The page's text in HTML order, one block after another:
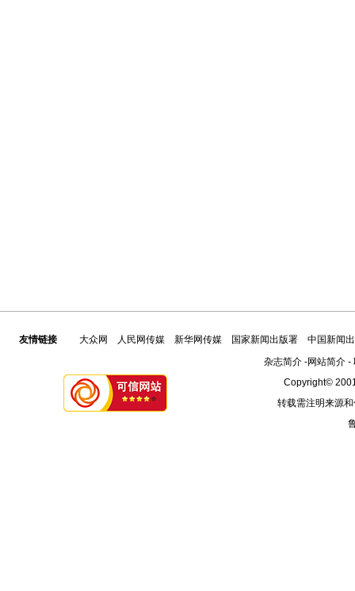
友情链接 大众网 人民网传媒 新华网传媒 国家新闻出版署
中国新闻
杂志简介-网站简介-
Copyright©
转载需注明来源